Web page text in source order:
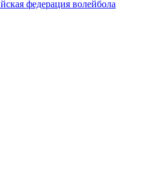
федерация волейбола